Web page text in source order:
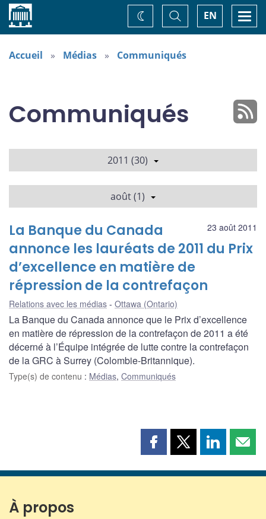
Accueil EN
Basculer
la
recherche
Changez
de
thème
Accueil Médias Communiqués
Communiqués
2011 (30)
août (1)
23 août 2011
La Banque du Canada
annonce les lauréats de 2011 du Prix
d’excellence en matière de
répression de la contrefaçon
Relations avec les médias Ottawa (Ontario)
La Banque du Canada annonce que le Prix d’excellence
en matière de répression de la contrefaçon de 2011 a été
décerné à l’Équipe intégrée de lutte contre la contrefaçon
de la GRC à Surrey (Colombie-Britannique).
Type(s) de contenu : Médias, Communiqués
Partager
page
Partager
page
Partager
page page
À propos